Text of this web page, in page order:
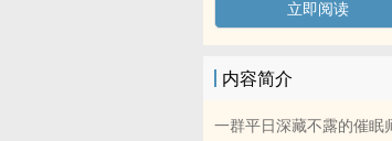
立即阅读
内容简介
一群平日深藏不露的催